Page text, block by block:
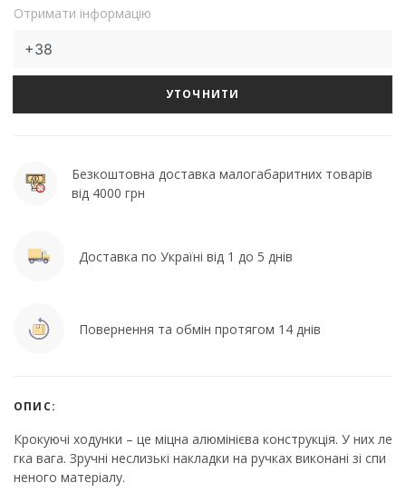
Отримати інформацію
УТОЧНИТИ
Безкоштовна доставка малогабаритних товарів
від 4000 грн
Доставка по Україні від 1 до 5 днів
Повернення та обмін протягом 14 днів
ОПИС:
Крокуючі ходунки – це міцна алюмінієва конструкція. У них ле
гка вага. Зручні неслизькі накладки на ручках виконані зі спи
неного матеріалу.